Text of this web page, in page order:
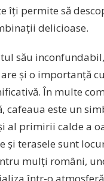
îți permite să
delicioase.
său
și o importanță
În multe
cafeaua este un
al primirii calde a
și terasele sunt
mulți români,